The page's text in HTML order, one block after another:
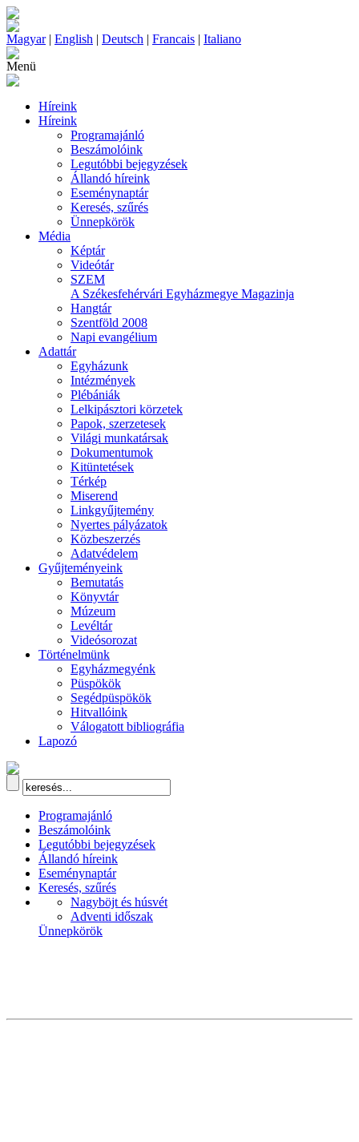
Magyar| English | Deutsch | Francais | Italiano
Menü
Híreink
Híreink
Programajánló
Beszámolóink
Legutóbbi bejegyzések
Állandó híreink
Eseménynaptár
Keresés, szűrés
Ünnepkörök
Média
Képtár
Videótár
SZEM
A Székesfehérvári Egyházmegye Magazinja
Hangtár
Szentföld 2008
Napi evangélium
Adattár
Egyházunk
Intézmények
Plébániák
Lelkipásztori körzetek
Papok, szerzetesek
Világi munkatársak
Dokumentumok
Kitüntetések
Térkép
Miserend
Linkgyűjtemény
Nyertes pályázatok
Közbeszerzés
Adatvédelem
Gyűjteményeink
Bemutatás
Könyvtár
Múzeum
Levéltár
Videósorozat
Történelmünk
Egyházmegyénk
Püspökök
Segédpüspökök
Hitvallóink
Válogatott bibliográfia
Lapozó
Programajánló
Beszámolóink
Legutóbbi bejegyzések
Állandó híreink
Eseménynaptár
Keresés, szűrés
Nagyböjt és húsvét
Adventi időszak
Ünnepkörök